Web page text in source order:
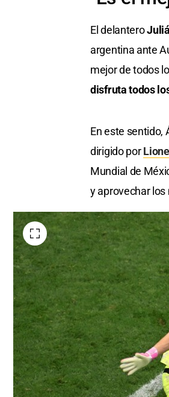
El delantero
argentina ante
mejor de todos
disfruta todos
En este sentido,
dirigido por
Mundial de
y aprovechar los